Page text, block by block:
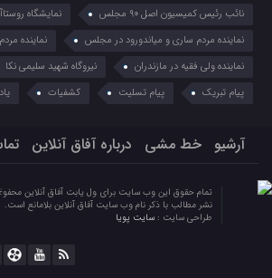
نائب رئیس کمیسیون اصل ۹۰ مجلس
نمایشگاه
نماینده مردم ساری و میاندورود در مجلس
نماینده
نماینده ولی فقیه در مازندران
نیروگاه شهید سلیمی نکا
پیام تبریک
پیام تسلیت کشفیات
آرشیو خط مشی درباره آفاق آنلاین
تمام حقوق این وب سایت برای ول یابت آفاق آنلاین
نشر مطالب با ذکر نام وب سایت آفاق آنلاین بلامانع است.
طراحی سایت : سایت پویا